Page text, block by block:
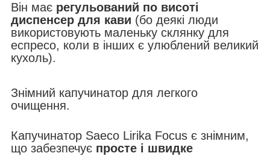
Він має регульований по висоті
диспенсер для кави (бо деякі люди
використовують маленьку склянку для
еспресо, коли в інших є улюблений великий
кухоль).
Знімний капучинатор для легкого
очищення.
Капучинатор Saeco Lirika Focus є знімним,
що забезпечує просте і швидке